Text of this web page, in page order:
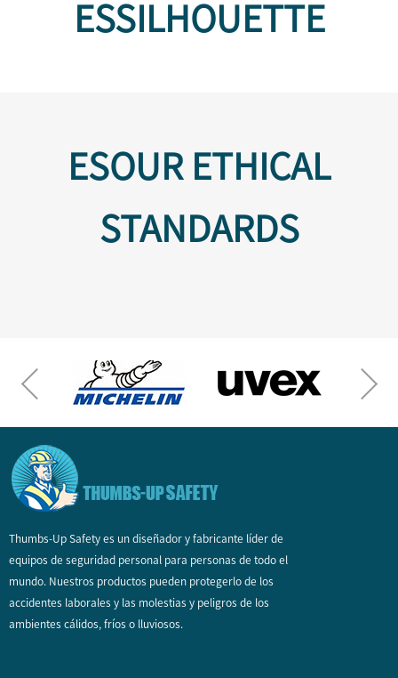
ESSILHOUETTE
ESOUR ETHICAL
STANDARDS
Thumbs-Up Safety es un diseñador y fabricante líder de
equipos de seguridad personal para personas de todo el
mundo. Nuestros productos pueden protegerlo de los
accidentes laborales y las molestias y peligros de los
ambientes cálidos, fríos o lluviosos.